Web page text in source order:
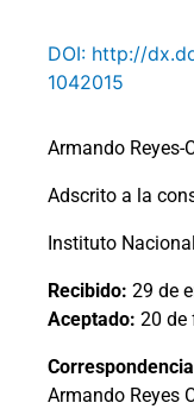
DOI: http://
1042015
Armando Reyes-
Adscrito a la
Instituto
Recibido: 29 de
Aceptado: 20 de
Correspondencia
Armando Reyes